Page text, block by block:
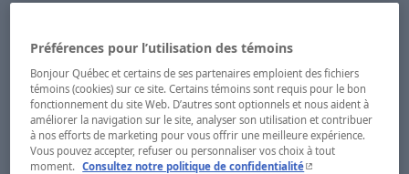
Préférences pour l’utilisation des témoins
Bonjour Québec et certains de ses partenaires emploient des fichiers
témoins (cookies) sur ce site. Certains témoins sont requis pour le bon
fonctionnement du site Web. D’autres sont optionnels et nous aident à
améliorer la navigation sur le site, analyser son utilisation et contribuer
à nos efforts de marketing pour vous offrir une meilleure expérience.
Vous pouvez accepter, refuser ou personnaliser vos choix à tout
moment.
Consultez notre politique de confidentialité- Cet hyperlien